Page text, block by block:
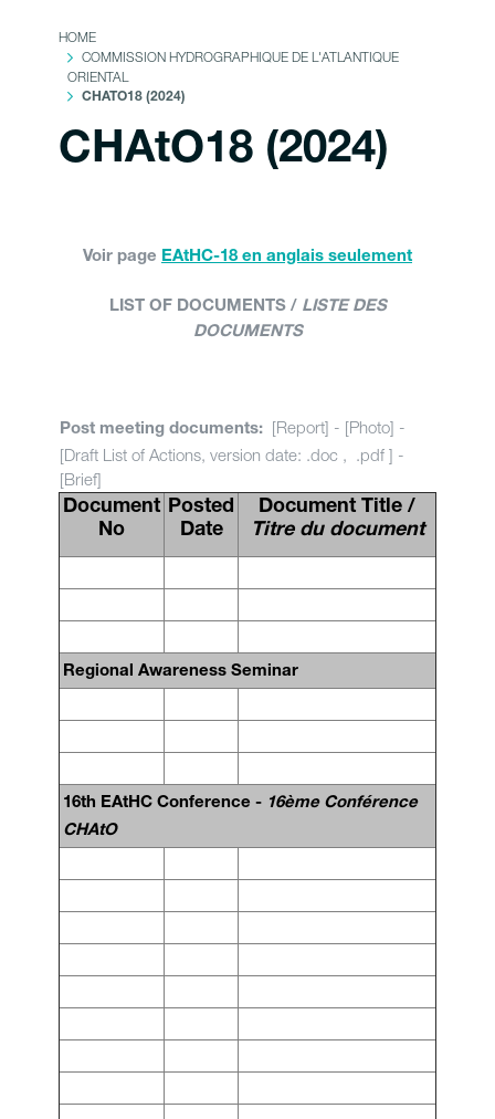
HOME
COMMISSION HYDROGRAPHIQUE DE L'ATLANTIQUE
ORIENTAL
CHATO18 (2024)
CHAtO18 (2024)
Voir page EAtHC-18 en anglais seulement
LIST OF DOCUMENTS / LISTE DES
DOCUMENTS
Post meeting documents: [Report] - [Photo] -
[Draft List of Actions, version date: .doc , .pdf ] -
[Brief]
Document
No
Posted
Date
Document Title /
Titre du document
Regional Awareness Seminar
16th EAtHC Conference - 16ème Conférence
CHAtO